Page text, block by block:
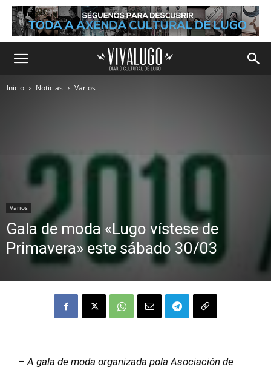
Inicio Noticias Varios
Varios
Gala de moda «Lugo vístese de
Primavera» este sábado 30/03
– A gala de moda organizada pola Asociación de